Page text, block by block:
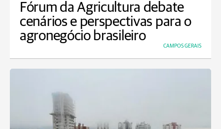
Fórum da Agricultura debate
cenários e perspectivas para o
agronegócio brasileiro
CAMPOS GERAIS